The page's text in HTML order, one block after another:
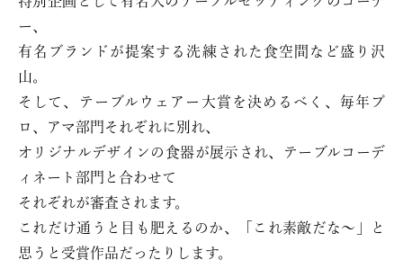
ー、
有名ブランドが提案する洗練された食空間など盛り沢
山。
そして、テーブルウェアー大賞を決めるべく、毎年プ
ロ、アマ部門それぞれに別れ、
オリジナルデザインの食器が展示され、テーブルコーデ
ィネート部門と合わせて
それぞれが審査されます。
これだけ通うと目も肥えるのか、「これ素敵だな～」と
思うと受賞作品だったりします。